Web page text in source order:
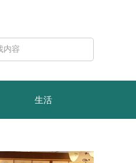
生活